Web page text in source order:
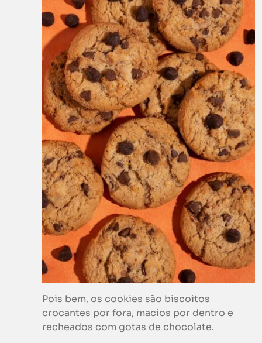
Pois bem, os cookies são biscoitos
crocantes por fora, macios por dentro e
recheados com gotas de chocolate.